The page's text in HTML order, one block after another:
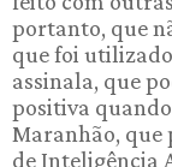
portanto, que
que foi
assinala, que
positiva
Maranhão, que
de Inteligência